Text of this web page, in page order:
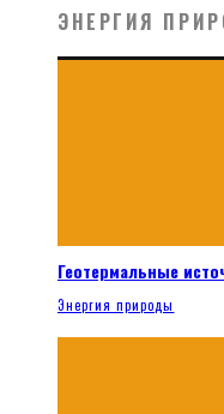
ЭНЕРГИЯ
Геотермальные
Энергия природы